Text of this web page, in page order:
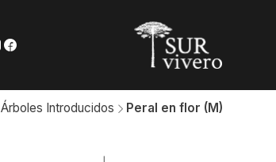
Árboles Introducidos Peral en flor (M)